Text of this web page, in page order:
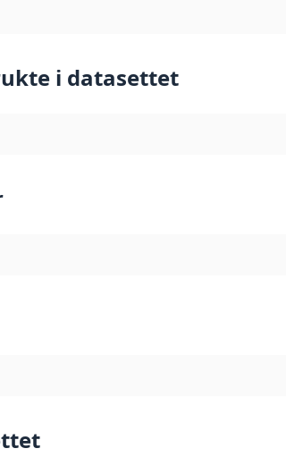
i datasettet